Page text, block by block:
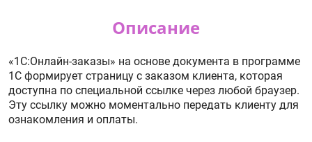
Описание
«1С:Онлайн-заказы» на основе документа в программе
1С формирует страницу с заказом клиента, которая
доступна по специальной ссылке через любой браузер.
Эту ссылку можно моментально передать клиенту для
ознакомления и оплаты.